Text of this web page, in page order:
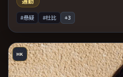
#悬疑 #杜比 +3
HK